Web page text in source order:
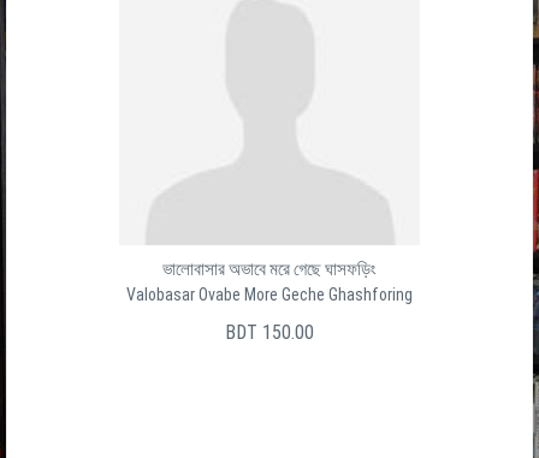
ভালোবাসার অভাবে মরে গেছে ঘাসফড়িং
Valobasar Ovabe More Geche Ghashforing
BDT 150.00